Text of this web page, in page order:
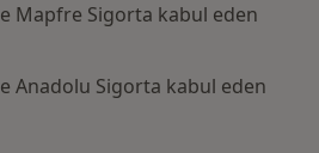
Mapfre Sigorta kabul eden
Anadolu Sigorta kabul eden